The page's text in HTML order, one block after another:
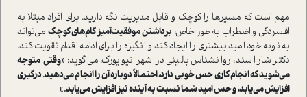
مهم است که مسیرها را کوچک و قابل مدیریت نگه دارید. برای افراد مبتلا به
افسردگی و اضطراب به طور خاص، برداشتن موفقیت‌آمیز گام‌های کوچک می‌تواند
به نوبه خود امید بیشتری را ایجاد کند و انگیزه را برای ادامه اقدام تقویت کند.
دکتر شارا سند، روانشناس بالینی در شهر نیویورک، می‌گوید: «وقتی متوجه
می‌شوید که انجام کاری حس خوبی دارد، احتمالاً دوباره آن را انجام می‌دهید. درگیری
افزایش می‌یابد، و حس امید شما نسبت به آینده نیز افزایش می‌یابد.»